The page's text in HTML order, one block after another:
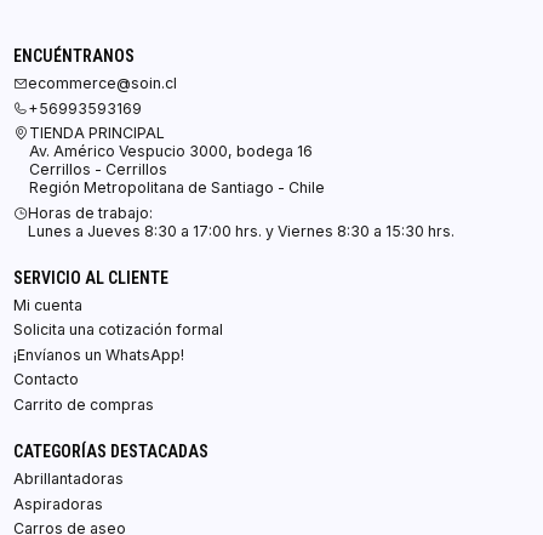
ENCUÉNTRANOS
ecommerce@soin.cl
+56993593169
TIENDA PRINCIPAL
Av. Américo Vespucio 3000, bodega 16
Cerrillos - Cerrillos
Región Metropolitana de Santiago - Chile
Horas de trabajo:
Lunes a Jueves 8:30 a 17:00 hrs. y Viernes 8:30 a 15:30 hrs.
SERVICIO AL CLIENTE
Mi cuenta
Solicita una cotización formal
¡Envíanos un WhatsApp!
Contacto
Carrito de compras
CATEGORÍAS DESTACADAS
Abrillantadoras
Aspiradoras
Carros de aseo